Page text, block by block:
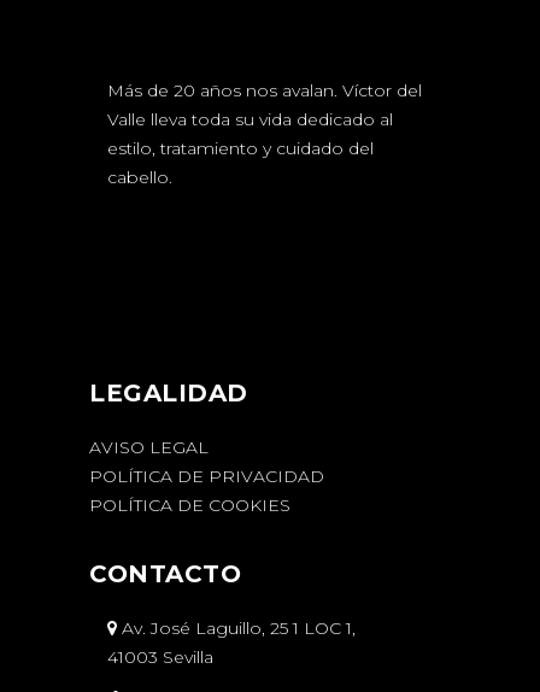
Más de 20 años nos avalan. Víctor del
Valle lleva toda su vida dedicado al
estilo, tratamiento y cuidado del
cabello.
LEGALIDAD
AVISO LEGAL
POLÍTICA DE PRIVACIDAD
POLÍTICA DE COOKIES
CONTACTO
Av. José Laguillo, 25 1 LOC 1,
41003 Sevilla